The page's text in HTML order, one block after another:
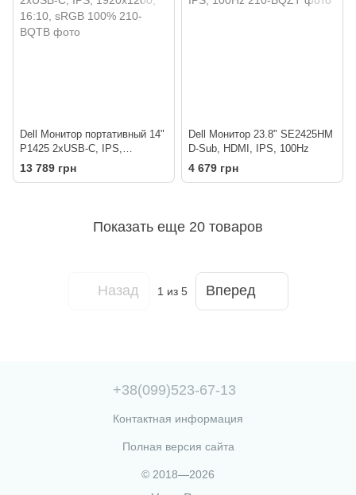
Dell Монитор портативный 14"
P1425 2xUSB-C, IPS,
1920x1200, 16:10, sRGB 100%
13 789 грн
Dell Монитор 23.8" SE2425HM
D-Sub, HDMI, IPS, 100Hz
4 679 грн
Показать еще 20 товаров
Назад 1 из 5 Вперед
+38(099)523-67-13
Контактная информация
Полная версия сайта
© 2018—2026